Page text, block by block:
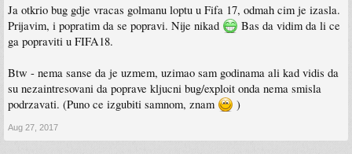
Ja otkrio bug gdje vracas golmanu loptu u Fifa 17, odmah cim je izasla.
Prijavim, i popratim da se popravi. Nije nikad
Bas da vidim da li ce
ga popraviti u FIFA18.
Btw - nema sanse da je uzmem, uzimao sam godinama ali kad vidis da
su nezaintresovani da poprave kljucni bug/exploit onda nema smisla
podrzavati. (Puno ce izgubiti samnom, znam
)
Aug 27, 2017